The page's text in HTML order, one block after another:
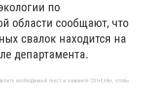
по
области сообщают, что
свалок находится на
департамента.
необходимый текст и нажмите Ctrl+Enter, чтобы